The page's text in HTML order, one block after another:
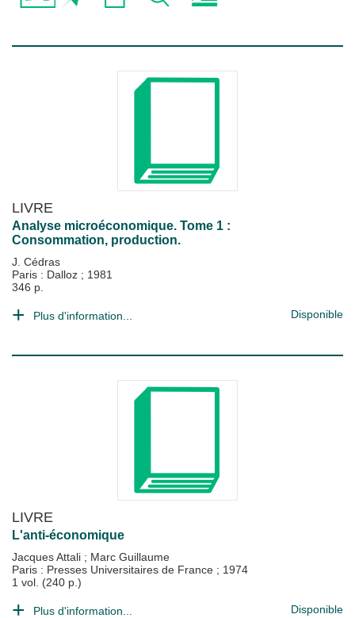
LIVRE
Analyse microéconomique. Tome 1 :
Consommation, production.
J. Cédras
Paris : Dalloz ; 1981
346 p.
Plus d'information... Disponible
LIVRE
L'anti-économique
Jacques Attali ; Marc Guillaume
Paris : Presses Universitaires de France ; 1974
1 vol. (240 p.)
Plus d'information... Disponible